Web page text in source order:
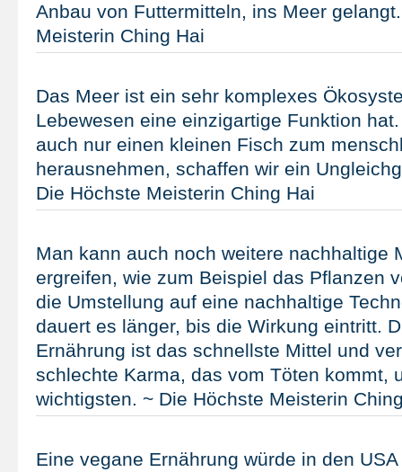
Anbau von Futtermitteln, ins Meer
Meisterin Ching Hai
Das Meer ist ein sehr komplexes
Lebewesen eine einzigartige Funktion
auch nur einen kleinen Fisch zum
herausnehmen, schaffen wir ein
Die Höchste Meisterin Ching Hai
Man kann auch noch weitere nachhaltige
ergreifen, wie zum Beispiel das Pflanzen
die Umstellung auf eine nachhaltige
dauert es länger, bis die Wirkung eintritt.
Ernährung ist das schnellste Mittel und
schlechte Karma, das vom Töten kommt,
wichtigsten. ~ Die Höchste Meisterin
Eine vegane Ernährung würde in den